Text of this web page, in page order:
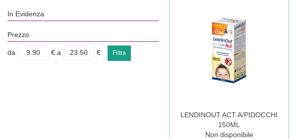
In Evidenza
Prezzo
filtra
da €
filtra
a €
LENDINOUT ACT A/PIDOCCHI
150ML
Non disponibile